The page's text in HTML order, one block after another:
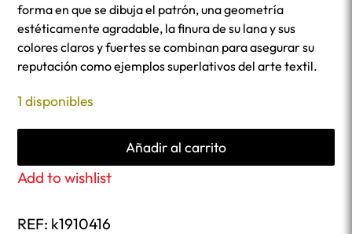
forma en que se dibuja el patrón, una geometría
estéticamente agradable, la finura de su lana y sus
colores claros y fuertes se combinan para asegurar su
reputación como ejemplos superlativos del arte textil.
1 disponibles
Añadir al carrito
Add to wishlist
REF: k1910416